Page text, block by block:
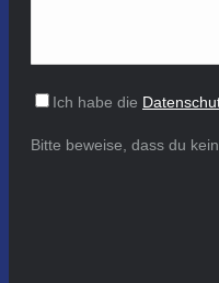
Ich habe die
Bitte beweise, dass du